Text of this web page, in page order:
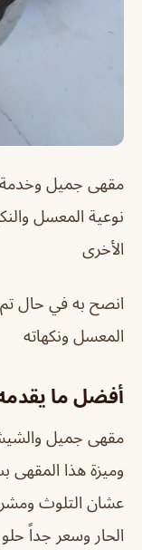
مقهى جميل وخدمة
نوعية المعسل
الأخرى
انصح به في حال تم
المعسل ونكهاته
أفضل ما
مقهى جميل
وميزة هذا
عشان التلوث